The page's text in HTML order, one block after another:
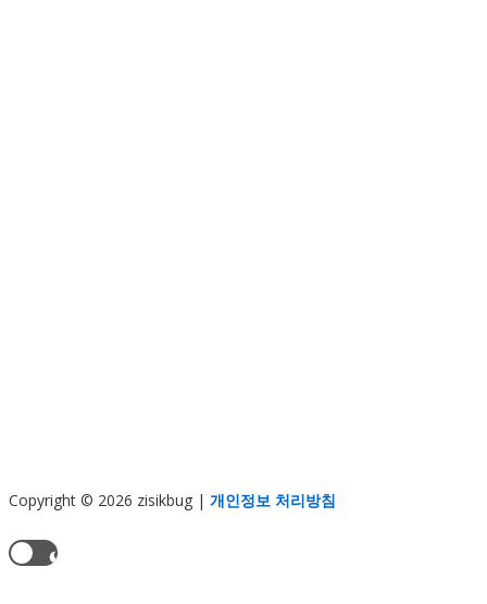
Copyright © 2026 zisikbug | 개인정보 처리방침
현재 테마:
라이트 모드